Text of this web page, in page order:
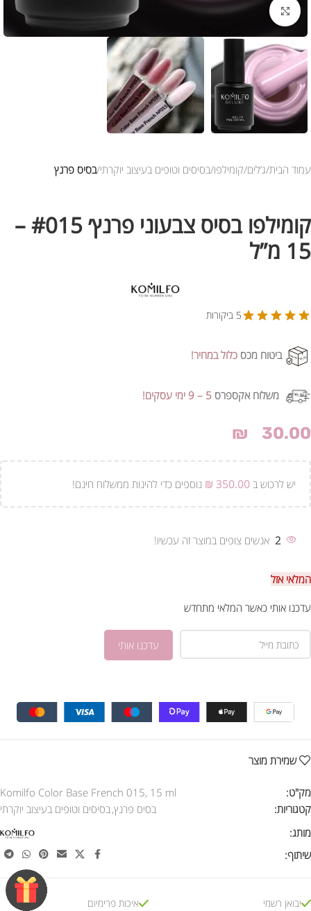
לחץ להגדלת התמונה
עמוד הבית ג’לים קומילפו בסיסים וטופים בעיצוב יוקרתי בסיס פרנץ
קומילפו בסיס צבעוני פרנץ׳ #015 –
15 מ”ל
5 ביקורות
ביטוח מכס כלול במחיר!
משלוח אקספרס 5 – 9 ימי עסקים!
₪ 30.00
יש לרכוש ב ₪ 350.00 נוספים כדי להינות ממשלוח חינם!
2 אנשים צופים במוצר זה עכשיו!
המלאי אזל
עדכנו אותי כאשר המלאי מתחדש
שמירת מוצר
מק"ט:
Komilfo Color Base French 015, 15 ml
קטגוריות:
בסיס פרנץ, בסיסים וטופים בעיצוב יוקרתי
מותג:
שיתוף:
יבואן רשמי
איכות פרימיום